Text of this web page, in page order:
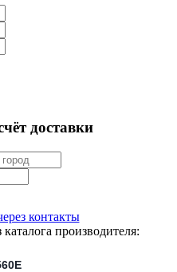
доставки
контакты
производителя: